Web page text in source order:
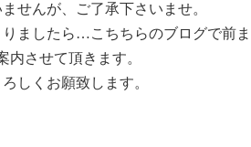
せんが、ご了承下さいませ。
ましたら…こちちらのブログで前ま
内させて頂きます。
しくお願致します。